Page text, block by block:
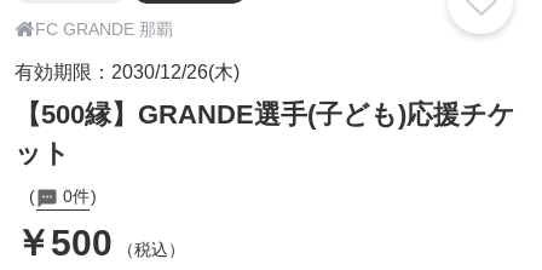
FC GRANDE 那覇
有効期限：2030/12/26(木)
【500縁】GRANDE選手(子ども)応援チケ
ット
0件
￥500 （税込）